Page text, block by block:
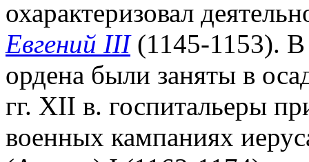
охарактеризовал
Евгений III(1145-1153). В
ордена были заняты в
гг. XII в. госпитальеры
военных кампаниях